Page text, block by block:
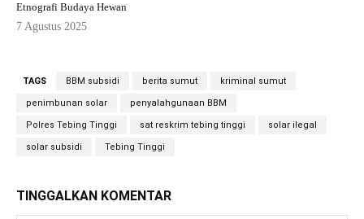
Etnografi Budaya Hewan
7 Agustus 2025
TAGS BBM subsidi berita sumut kriminal sumut
penimbunan solar penyalahgunaan BBM
Polres Tebing Tinggi sat reskrim tebing tinggi solar ilegal
solar subsidi Tebing Tinggi
TINGGALKAN KOMENTAR